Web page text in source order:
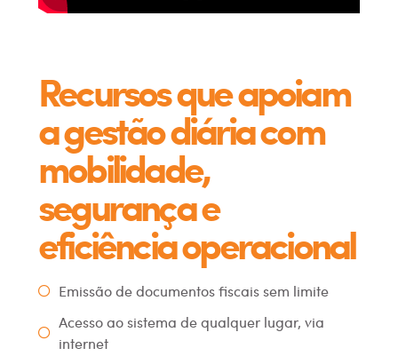
Recursos que apoiam
a gestão diária com
mobilidade,
segurança e
eficiência operacional
Emissão de documentos fiscais sem limite
Acesso ao sistema de qualquer lugar, via
internet